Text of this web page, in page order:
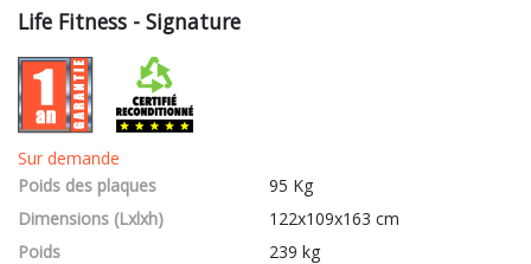
Life Fitness - Signature
Sur demande
Poids des plaques
95 Kg
Dimensions (Lxlxh)
122x109x163 cm
Poids
239 kg